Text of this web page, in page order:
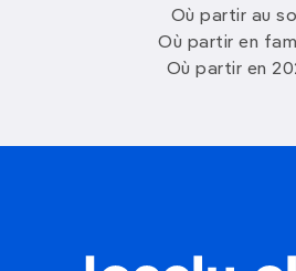
Où partir au
Où partir en
Où partir en